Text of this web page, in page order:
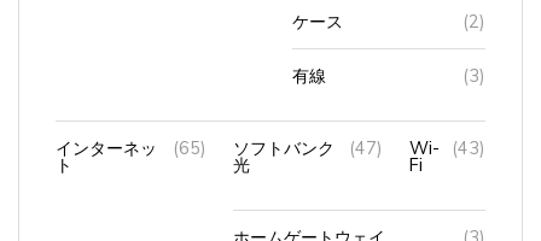
ケース (2)
有線 (3)
インターネッ
ト
(65) ソフトバンク
光
(47) Wi-
Fi
(43)
ホームゲートウェイ (3)